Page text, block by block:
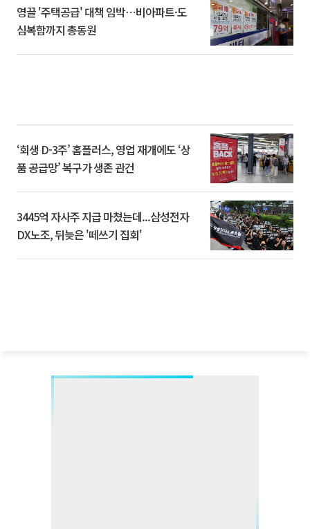
영끌 '주택공급' 대책 임박⋯비아파트·도
심복합까지 총동원
‘회생 D-3주’ 홈플러스, 영업 재개에도 ‘상
품 공급망’ 복구가 생존 관건
3445억 자사주 지급 마쳤는데...삼성전자
DX노조, 뒤늦은 '떼쓰기 집회'